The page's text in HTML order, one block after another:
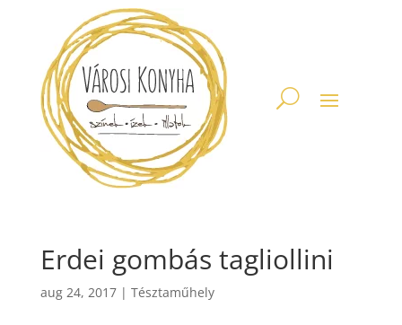
Erdei gombás tagliollini
aug 24, 2017| Tésztaműhely